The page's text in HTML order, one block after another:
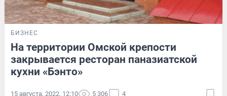
БИЗНЕС
На территории Омской крепости
закрывается ресторан паназиатской
кухни «Бэнто»
15 августа, 2022, 12:10 5 306 4